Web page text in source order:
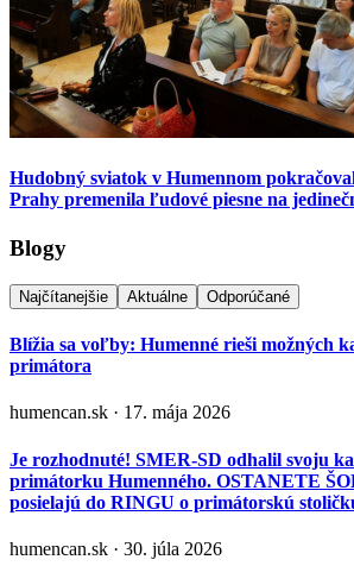
Hudobný sviatok v Humennom
Prahy premenila ľudové piesne na
Blogy
Najčítanejšie Aktuálne Odporúčané
Blížia sa voľby: Humenné rieši možných
primátora
humencan.sk · 17. mája 2026
Je rozhodnuté! SMER-SD odhalil svoju
primátorku Humenného. OSTANETE
posielajú do RINGU o primátorskú
humencan.sk · 30. júla 2026